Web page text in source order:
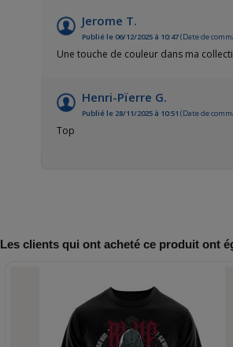
Jerome T.
Publié le 06/12/2025 à 10:47(Date de
Une touche de couleur dans ma
Henri-Pïerre G.
Publié le 28/11/2025 à 10:51 (Date de
Top
Les clients qui ont acheté ce produit ont